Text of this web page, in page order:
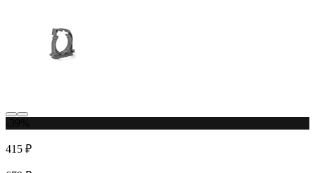
415 ₽